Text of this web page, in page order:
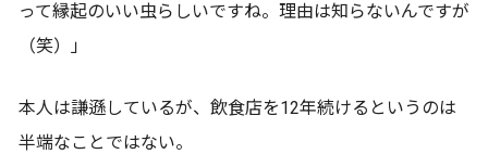
って縁起のいい虫らしいですね。理由は知らないんですが
（笑）」
本人は謙遜しているが、飲食店を12年続けるというのは
半端なことではない。